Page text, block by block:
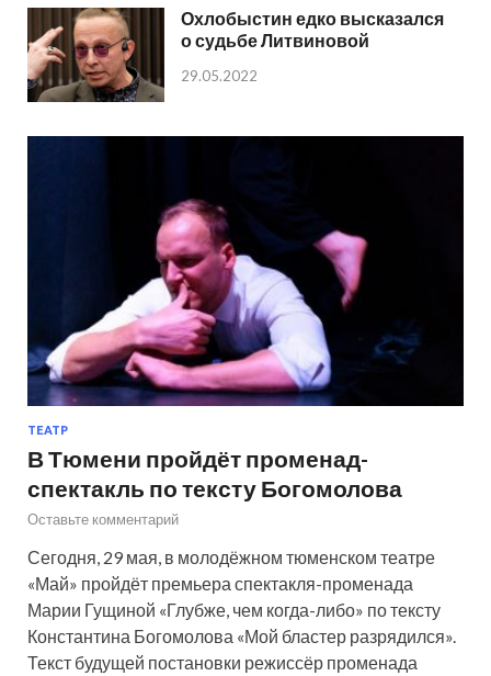
Охлобыстин едко высказался
о судьбе Литвиновой
29.05.2022
ТЕАТР
В Тюмени пройдёт променад-
спектакль по тексту Богомолова
Оставьте комментарий
Сегодня, 29 мая, в молодёжном тюменском театре
«Май» пройдёт премьера спектакля-променада
Марии Гущиной «Глубже, чем когда-либо» по тексту
Константина Богомолова «Мой бластер разрядился».
Текст будущей постановки режиссёр променада